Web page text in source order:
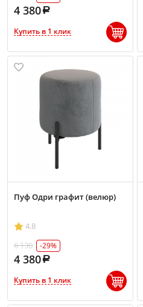
4 380
Купить в 1 клик
Пуф Одри графит (велюр)
4.8
6 130
-29%
4 380
Купить в 1 клик